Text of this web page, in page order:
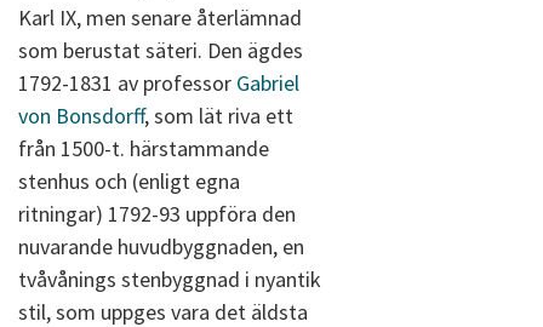
Karl IX, men senare återlämnad
som berustat säteri. Den ägdes
1792-1831 av professor Gabriel
von Bonsdorff, som lät riva ett
från 1500-t. härstammande
stenhus och (enligt egna
ritningar) 1792-93 uppföra den
nuvarande huvudbyggnaden, en
tvåvånings stenbyggnad i nyantik
stil, som uppges vara det äldsta